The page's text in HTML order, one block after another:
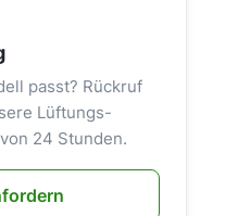
passt? Rückruf
Lüftungs-
24 Stunden.